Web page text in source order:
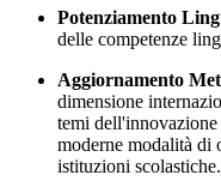
Potenziamento
delle competenze
Aggiornamento
dimensione
temi
moderne modalità di
istituzioni scolastiche.